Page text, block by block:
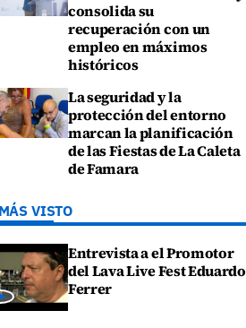
consolida su
recuperación con un
empleo en máximos
históricos
La seguridad y la
protección del entorno
marcan la planificación
de las Fiestas de La Caleta
de Famara
VISTO
Entrevista a el Promotor
del Lava Live Fest Eduardo
Ferrer